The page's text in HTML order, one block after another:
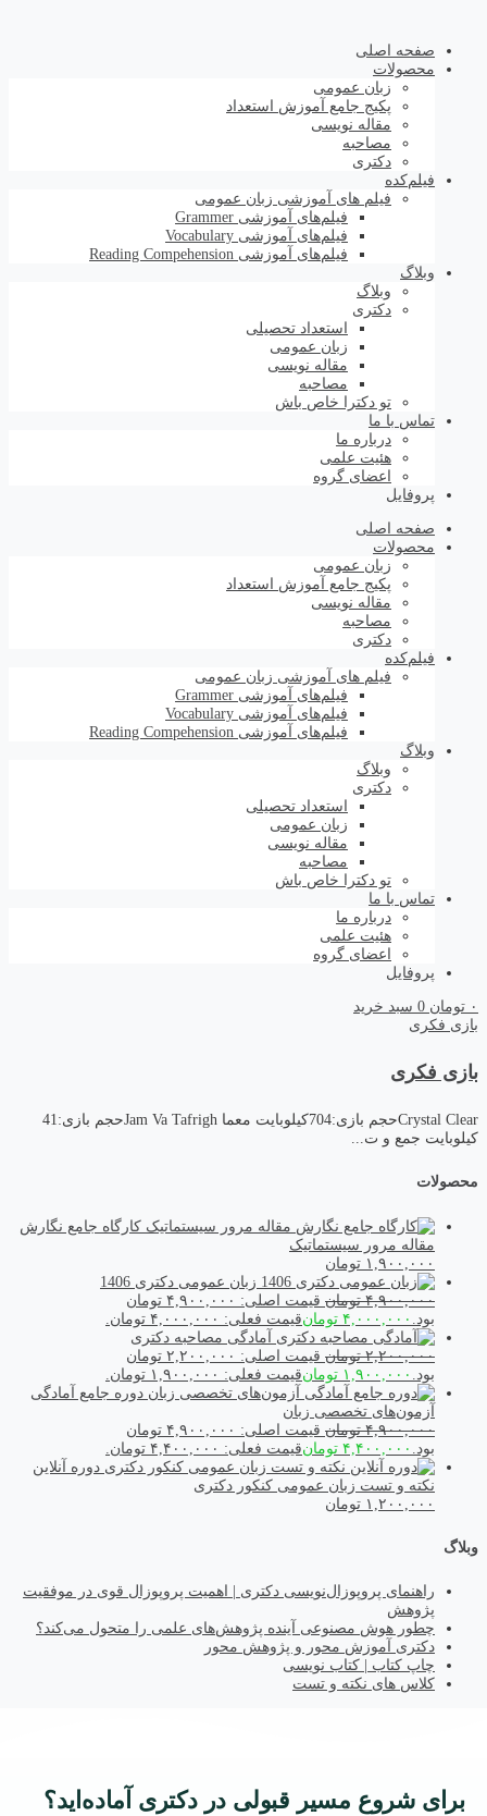
صفحه اصلی
محصولات
زبان عمومی
پکیج جامع آموزش استعداد
مقاله نویسی
مصاحبه
دکتری
فیلم‌کده
فیلم های آموزشی زبان عمومی
فیلم‌های آموزشی Grammer
فیلم‌های آموزشی Vocabulary
فیلم‌های آموزشی Reading Compehension
وبلاگ
وبلاگ
دکتری
استعداد تحصیلی
زبان عمومی
مقاله نویسی
مصاحبه
تو دکترا خاص باش
تماس با ما
درباره ما
هئیت علمی
اعضای گروه
پروفایل
صفحه اصلی
محصولات
زبان عمومی
پکیج جامع آموزش استعداد
مقاله نویسی
مصاحبه
دکتری
فیلم‌کده
فیلم های آموزشی زبان عمومی
فیلم‌های آموزشی Grammer
فیلم‌های آموزشی Vocabulary
فیلم‌های آموزشی Reading Compehension
وبلاگ
وبلاگ
دکتری
استعداد تحصیلی
زبان عمومی
مقاله نویسی
مصاحبه
تو دکترا خاص باش
تماس با ما
درباره ما
هئیت علمی
اعضای گروه
پروفایل
۰ تومان 0 سبد خرید
بازی فکری
بازی فکری
Crystal Clearحجم بازی:704کیلوبایت معما Jam Va Tafrighحجم بازی:41
کیلوبایت جمع و ت...
محصولات
کارگاه جامع نگارش
مقاله مرور سیستماتیک
۱,۹۰۰,۰۰۰ تومان
زبان عمومی دکتری 1406
۴,۹۰۰,۰۰۰ تومان
قیمت اصلی: ۴,۹۰۰,۰۰۰ تومان
بود. ۴,۰۰۰,۰۰۰ تومانقیمت فعلی: ۴,۰۰۰,۰۰۰ تومان.
آمادگی مصاحبه دکتری
۲,۲۰۰,۰۰۰ تومان
قیمت اصلی: ۲,۲۰۰,۰۰۰ تومان
بود. ۱,۹۰۰,۰۰۰ تومانقیمت فعلی: ۱,۹۰۰,۰۰۰ تومان.
دوره جامع آمادگی
آزمون‌های تخصصی زبان
۴,۹۰۰,۰۰۰ تومان
قیمت اصلی: ۴,۹۰۰,۰۰۰ تومان
بود. ۴,۴۰۰,۰۰۰ تومانقیمت فعلی: ۴,۴۰۰,۰۰۰ تومان.
دوره آنلاین
نکته و تست زبان عمومی کنکور دکتری
۱,۲۰۰,۰۰۰ تومان
وبلاگ
راهنمای پروپوزال‌نویسی دکتری | اهمیت پروپوزال قوی در موفقیت
پژوهش
چطور هوش مصنوعی آینده پژوهش‌های علمی را متحول می‌کند؟
دکتری آموزش محور و پژوهش محور
چاپ کتاب | کتاب نویسی
کلاس های نکته و تست
برای شروع مسیر قبولی در دکتری آماده‌اید؟